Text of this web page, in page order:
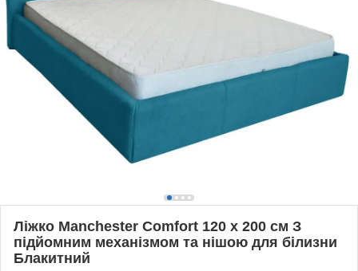
Ліжко Manchester Comfort 120 х 200 см З
підйомним механізмом та нішою для білизни
Блакитний